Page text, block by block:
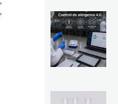
continue.